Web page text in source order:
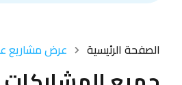
الصفحة الرئيسية عرض مشاريع